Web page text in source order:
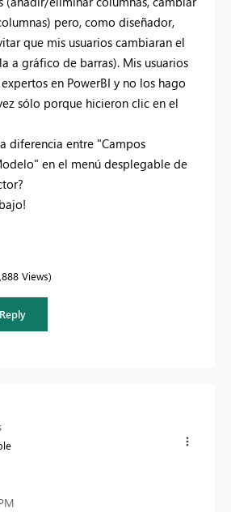
pero, como diseñador,
que mis usuarios cambiaran el
a gráfico de barras). Mis usuarios
en PowerBI y no los hago
sólo porque hicieron clic en el
diferencia entre "Campos
en el menú desplegable de
Views
Reply